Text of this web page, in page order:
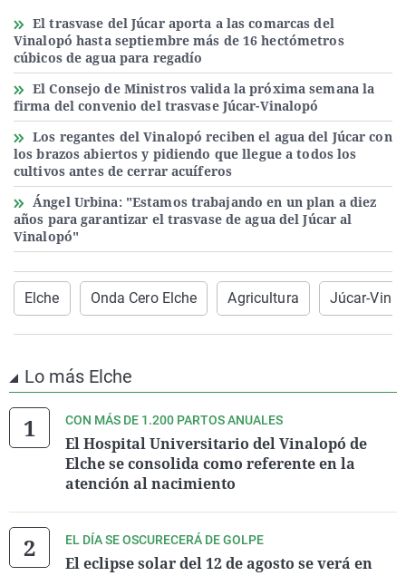
El trasvase del Júcar aporta a las comarcas del
Vinalopó hasta septiembre más de 16 hectómetros
cúbicos de agua para regadío
El Consejo de Ministros valida la próxima semana la
firma del convenio del trasvase Júcar-Vinalopó
Los regantes del Vinalopó reciben el agua del Júcar con
los brazos abiertos y pidiendo que llegue a todos los
cultivos antes de cerrar acuíferos
Ángel Urbina: "Estamos trabajando en un plan a diez
años para garantizar el trasvase de agua del Júcar al
Vinalopó"
Elche Onda Cero Elche Agricultura Júcar-
Lo más Elche
CON MÁS DE 1.200 PARTOS ANUALES
El Hospital Universitario del Vinalopó de
Elche se consolida como referente en la
atención al nacimiento
EL DÍA SE OSCURECERÁ DE GOLPE
El eclipse solar del 12 de agosto se verá en